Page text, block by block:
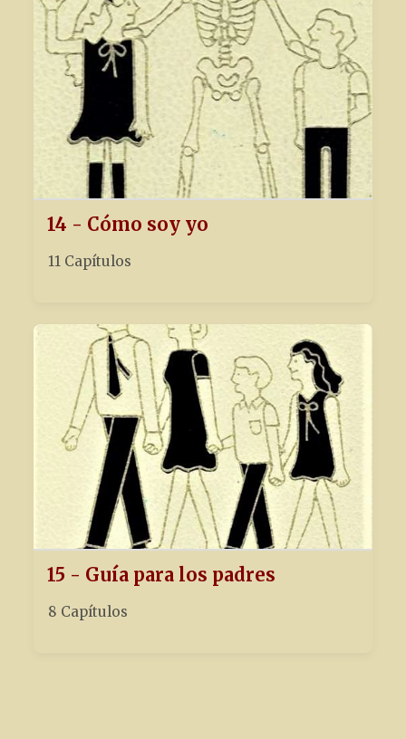
14 - Cómo soy yo
11 Capítulos
15 - Guía para los padres
8 Capítulos